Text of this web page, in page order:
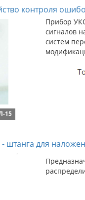
контроля
15
Прибор
сигналов
систем
для